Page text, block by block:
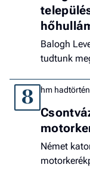
Balogh
tudtunk
8 hm
Német